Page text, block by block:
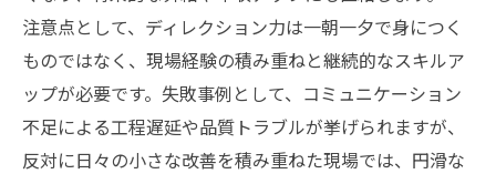
注意点として、ディレクション力は一朝一夕で身につく
ものではなく、現場経験の積み重ねと継続的なスキルア
ップが必要です。失敗事例として、コミュニケーション
不足による工程遅延や品質トラブルが挙げられますが、
反対に日々の小さな改善を積み重ねた現場では、円滑な